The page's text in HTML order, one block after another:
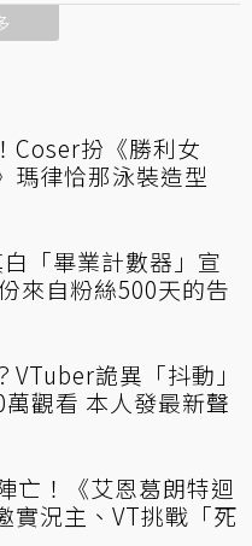
Coser扮《勝利女
瑪律恰那泳裝造型
白「畢業計數器」宣
來自粉絲500天的告
VTuber詭異「抖動」
觀看 本人發最新聲
亡！《艾恩葛朗特迴
實況主、VT挑戰「死